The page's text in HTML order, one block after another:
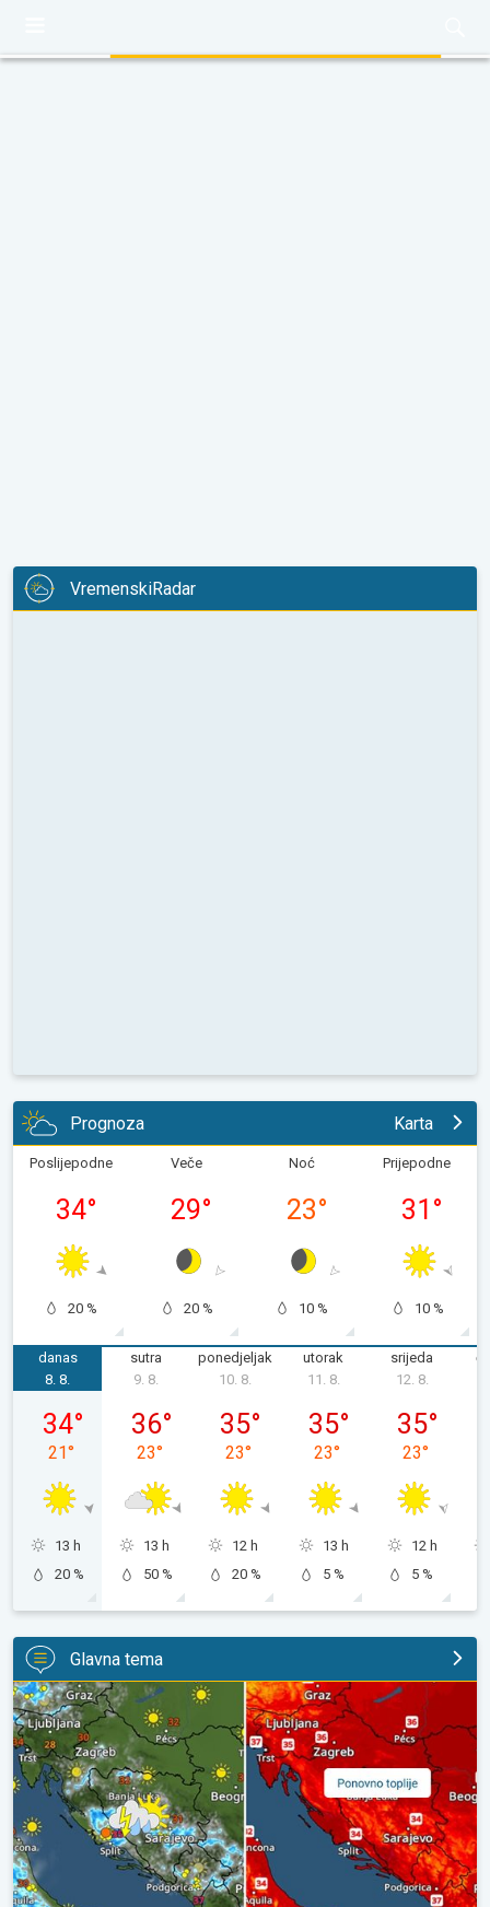
VremenskiRadar
Prognoza Karta
Poslijepodne
34°
20 %
Veče
29°
20 %
Noć
23°
10 %
Prijepodne
31 °
10 %
danas
subota, 08. 08.
8. 8.
34°
21°
13 h
20 %
sutra
9. 8.
36°
23°
13 h
50 %
ponedjeljak
10. 8.
35°
23°
12 h
20 %
utorak
11. 8.
35°
23°
13 h
5 %
srijeda
12. 8.
35°
23°
12 h
5 %
Glavna tema
Pljuskovi ponegdje, od nedjelje preko 35°C. Stabilnija iduća